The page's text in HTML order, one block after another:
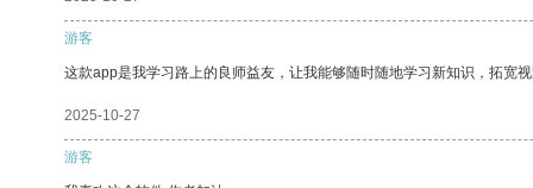
游客
这款app是我学习路上的良师益友，让我能够随时随地学习新知识，拓宽
2025-10-27
游客